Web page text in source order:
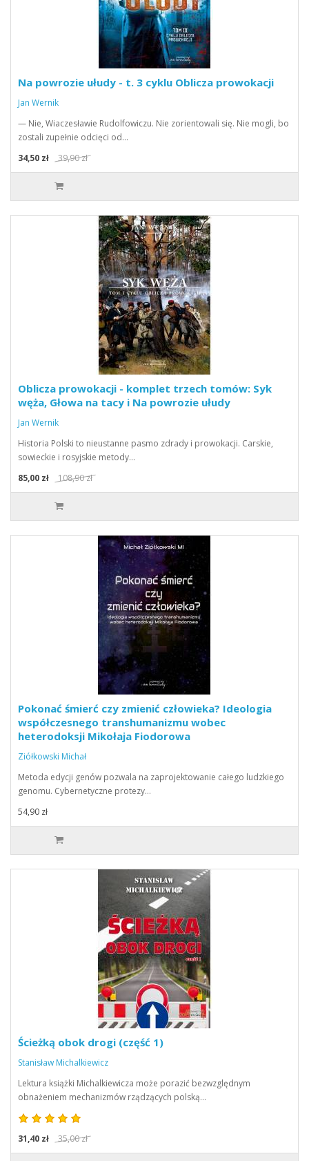
Na powrozie ułudy - t. 3 cyklu Oblicza prowokacji
Jan Wernik
— Nie, Wiaczesławie Rudolfowiczu. Nie zorientowali się. Nie mogli, bo
zostali zupełnie odcięci od…
34,50 zł
39,90 zł
Oblicza prowokacji - komplet trzech tomów: Syk
węża, Głowa na tacy i Na powrozie ułudy
Jan Wernik
Historia Polski to nieustanne pasmo zdrady i prowokacji. Carskie,
sowieckie i rosyjskie metody…
85,00 zł
108,90 zł
Pokonać śmierć czy zmienić człowieka? Ideologia
współczesnego transhumanizmu wobec
heterodoksji Mikołaja Fiodorowa
Ziółkowski Michał
Metoda edycji genów pozwala na zaprojektowanie całego ludzkiego
genomu. Cybernetyczne protezy…
54,90 zł
Ścieżką obok drogi (część 1)
Stanisław Michalkiewicz
Lektura książki Michalkiewicza może porazić bezwzględnym
obnażeniem mechanizmów rządzących polską…
31,40 zł 35,00 zł